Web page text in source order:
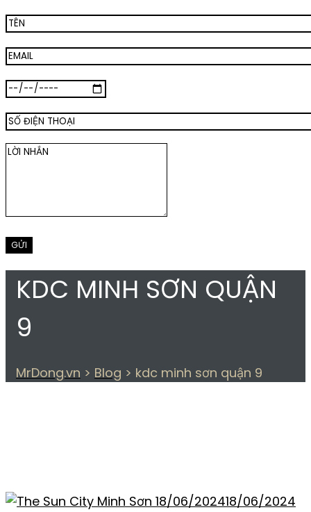
KDC MINH SƠN QUẬN
9
MrDong.vn > Blog > kdc minh sơn quận 9
18/06/202418/06/2024